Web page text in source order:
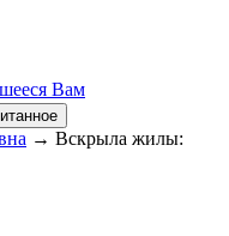
Вам
→ Вскрыла жилы: